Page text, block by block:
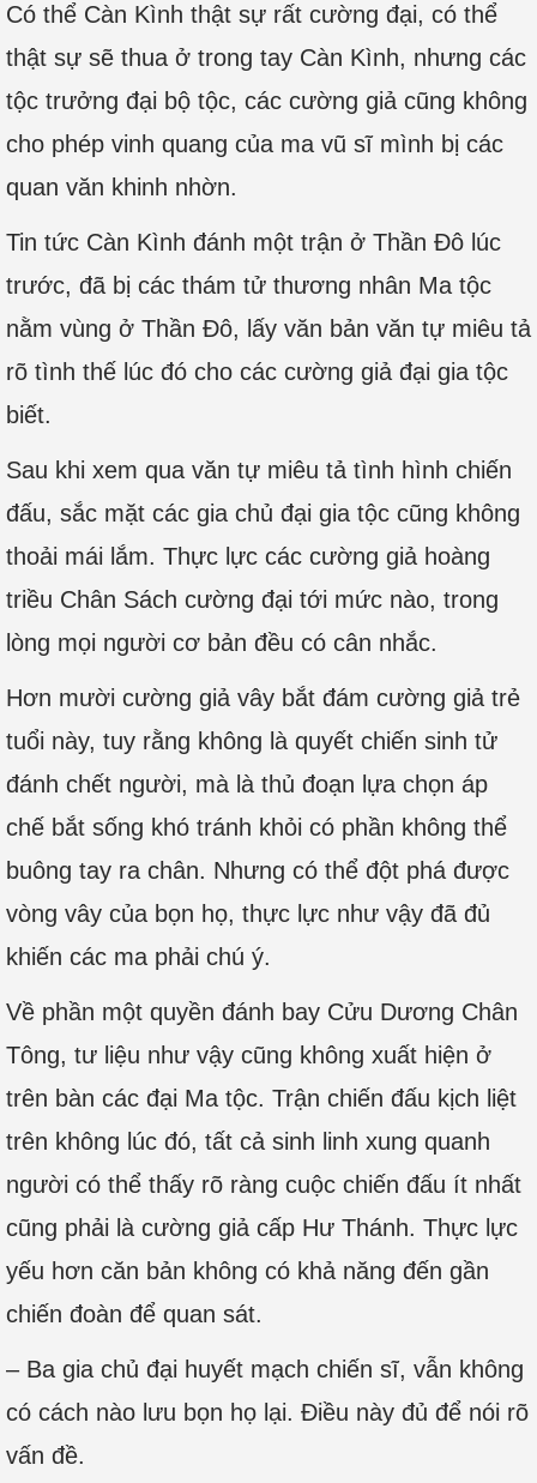
Có thể Càn Kình thật sự rất cường đại, có thể
thật sự sẽ thua ở trong tay Càn Kình, nhưng các
tộc trưởng đại bộ tộc, các cường giả cũng không
cho phép vinh quang của ma vũ sĩ mình bị các
quan văn khinh nhờn.
Tin tức Càn Kình đánh một trận ở Thần Đô lúc
trước, đã bị các thám tử thương nhân Ma tộc
nằm vùng ở Thần Đô, lấy văn bản văn tự miêu tả
rõ tình thế lúc đó cho các cường giả đại gia tộc
biết.
Sau khi xem qua văn tự miêu tả tình hình chiến
đấu, sắc mặt các gia chủ đại gia tộc cũng không
thoải mái lắm. Thực lực các cường giả hoàng
triều Chân Sách cường đại tới mức nào, trong
lòng mọi người cơ bản đều có cân nhắc.
Hơn mười cường giả vây bắt đám cường giả trẻ
tuổi này, tuy rằng không là quyết chiến sinh tử
đánh chết người, mà là thủ đoạn lựa chọn áp
chế bắt sống khó tránh khỏi có phần không thể
buông tay ra chân. Nhưng có thể đột phá được
vòng vây của bọn họ, thực lực như vậy đã đủ
khiến các ma phải chú ý.
Về phần một quyền đánh bay Cửu Dương Chân
Tông, tư liệu như vậy cũng không xuất hiện ở
trên bàn các đại Ma tộc. Trận chiến đấu kịch liệt
trên không lúc đó, tất cả sinh linh xung quanh
người có thể thấy rõ ràng cuộc chiến đấu ít nhất
cũng phải là cường giả cấp Hư Thánh. Thực lực
yếu hơn căn bản không có khả năng đến gần
chiến đoàn để quan sát.
– Ba gia chủ đại huyết mạch chiến sĩ, vẫn không
có cách nào lưu bọn họ lại. Điều này đủ để nói rõ
vấn đề.